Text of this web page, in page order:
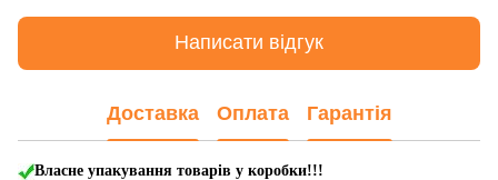
Написати відгук
Доставка Оплата Гарантія
Власне упакування товарів у коробки!!!